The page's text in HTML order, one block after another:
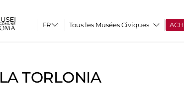
Tous les Musées Civiques
TORLONIA